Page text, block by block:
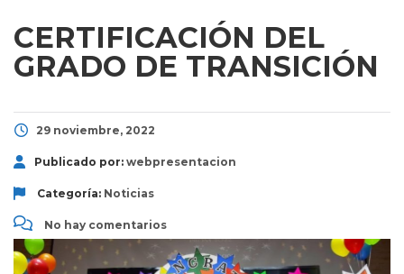
CERTIFICACIÓN DEL
GRADO DE TRANSICIÓN
29 noviembre, 2022
Publicado por: webpresentacion
Categoría: Noticias
No hay comentarios